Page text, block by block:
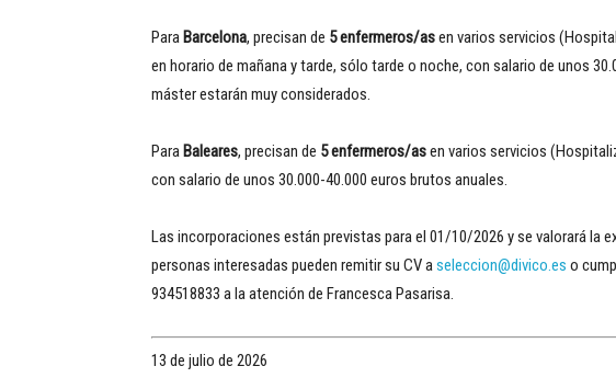
Para Barcelona, precisan de 5 enfermeros/asen varios servicios
en horario de mañana y tarde, sólo tarde o noche, con salario de unos
máster estarán muy considerados.
Para Baleares, precisan de 5 enfermeros/asen varios servicios
con salario de unos 30.000-40.000 euros brutos anuales.
Las incorporaciones están previstas para el 01/10/2026 y se valorará la
personas interesadas pueden remitir su CV a seleccion@divico.es o
934518833 a la atención de Francesca Pasarisa.
13 de julio de 2026